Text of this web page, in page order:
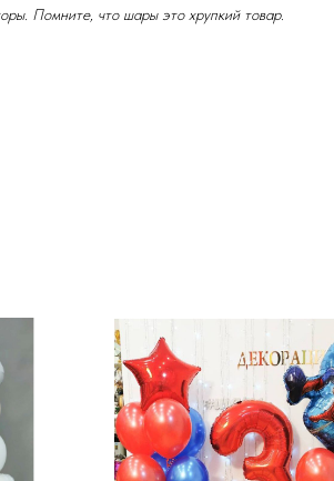
Помните, что шары это хрупкий товар.